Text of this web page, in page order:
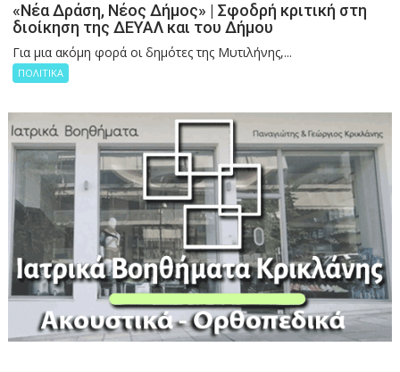
«Νέα Δράση, Νέος Δήμος» | Σφοδρή κριτική στη
διοίκηση της ΔΕΥΑΛ και του Δήμου
Για μια ακόμη φορά οι δημότες της Μυτιλήνης,...
ΠΟΛΙΤΙΚΑ